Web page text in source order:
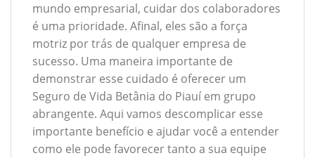
mundo empresarial, cuidar dos colaboradores
é uma prioridade. Afinal, eles são a força
motriz por trás de qualquer empresa de
sucesso. Uma maneira importante de
demonstrar esse cuidado é oferecer um
Seguro de Vida Betânia do Piauí em grupo
abrangente. Aqui vamos descomplicar esse
importante benefício e ajudar você a entender
como ele pode favorecer tanto a sua equipe